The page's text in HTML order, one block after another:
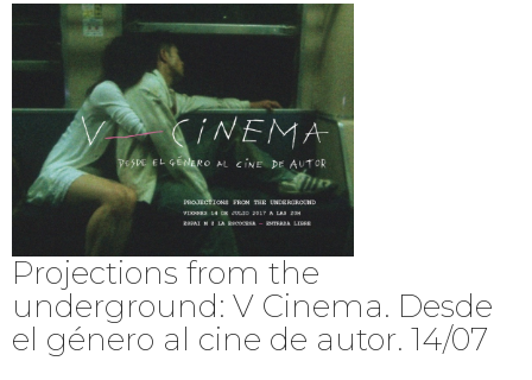
Projections from the
underground: V Cinema. Desde
el género al cine de autor. 14/07